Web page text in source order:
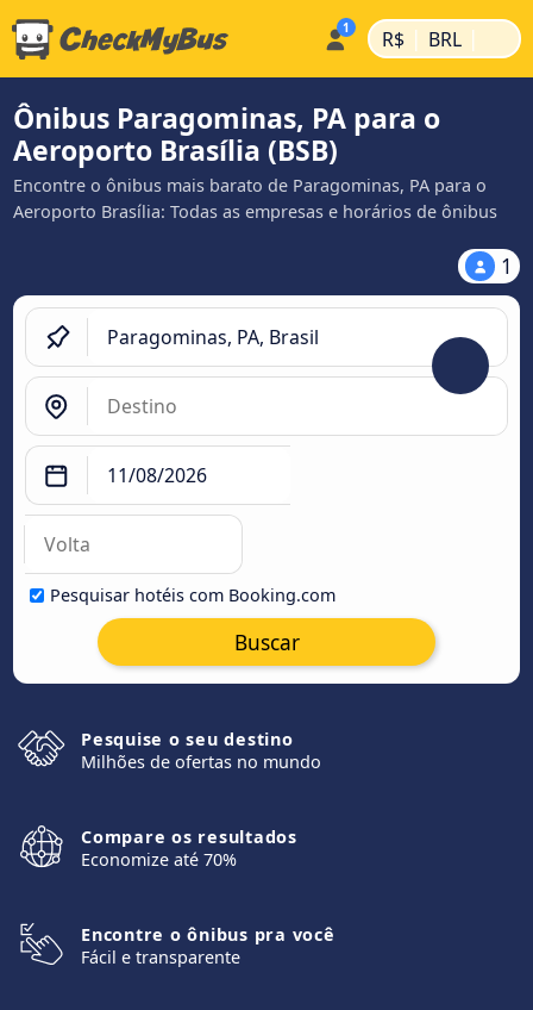
R$ | BRL |
Ônibus Paragominas, PA para o
Aeroporto Brasília (BSB)
Encontre o ônibus mais barato de Paragominas, PA para o
Aeroporto Brasília: Todas as empresas e horários de ônibus
1
Pesquisar hotéis com Booking.com
Buscar
Pesquise o seu destino
Milhões de ofertas no mundo
Compare os resultados
Economize até 70%
Encontre o ônibus pra você
Fácil e transparente